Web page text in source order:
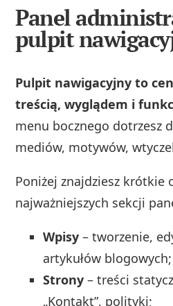
Panel
pulpit
Pulpit nawigacyjny to
treścią, wyglądem i
menu bocznego dotrzesz
mediów, motywów,
Poniżej znajdziesz krótkie
najważniejszych sekcji
Wpisy – tworzenie,
artykułów blogowych;
Strony – treści
„Kontakt”, polityki;